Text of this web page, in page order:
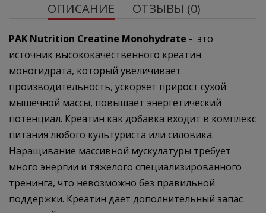
ОПИСАНИЕ ОТЗЫВЫ (0)
PAK Nutrition Creatine Monohydrate - это
источник высококачественного креатин
моногидрата, который увеличивает
производительность, ускоряет прирост сухой
мышечной массы, повышает энергетический
потенциал. Креатин как добавка входит в комплекс
питания любого культуриста или силовика.
Наращивание массивной мускулатуры требует
много энергии и тяжелого специализированного
тренинга, что невозможно без правильной
поддержки. Креатин дает дополнительный запас